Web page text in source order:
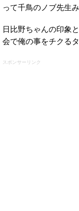
って千鳥のノブ先生
日比野ちゃんの印象
会で俺の事をチクる
スポンサーリンク